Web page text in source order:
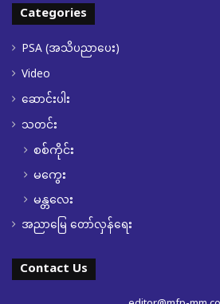
Categories
PSA (အသိပညာပေး)
Video
ဆောင်းပါး
သတင်း
စစ်ကိုင်း
မကွေး
မန္တလေး
အညာမြေ တော်လှန်ရေး
Contact Us